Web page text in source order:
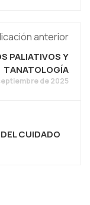
anterior
PALIATIVOS Y
TANATOLOGÍA
de 2025
CUIDADO